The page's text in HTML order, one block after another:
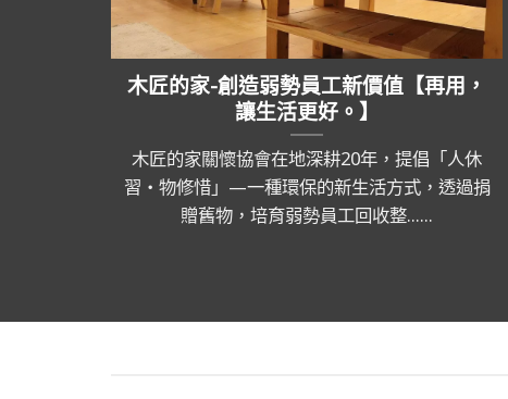
木匠的家-創造弱勢員工新價值【再用，
讓生活更好。】
木匠的家關懷協會在地深耕20年，提倡「人休
習‧物修惜」—一種環保的新生活方式，透過捐
贈舊物，培育弱勢員工回收整......